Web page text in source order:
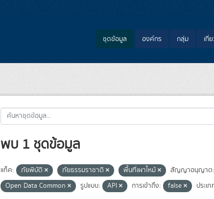
ชุดข้อมูล องค์กร กลุ่ม เกี่
พบ 1 ชุดข้อมูล
แท็ค: ภัยพิบัติ ภัยธรรมราชาติ พื้นที่เผาไหม้
สัญญาอนุญาต:
Open Data Common
รูปแบบ: API การเข้าถึง: false ประเ